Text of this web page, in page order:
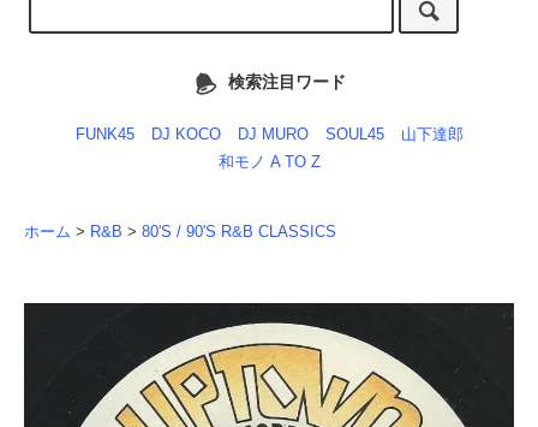
検索注目ワード
FUNK45 DJ KOCO DJ MURO SOUL45
山下達郎
和モノ A TO Z
ホーム > R&B > 80'S / 90'S R&B CLASSICS